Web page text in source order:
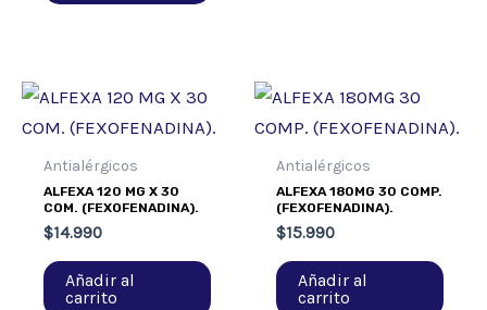
Antialérgicos
ALFEXA 120 MG X 30
COM. (FEXOFENADINA).
$14.990
Añadir al
carrito
Antialérgicos
ALFEXA 180MG 30 COMP.
(FEXOFENADINA).
$15.990
Añadir al
carrito